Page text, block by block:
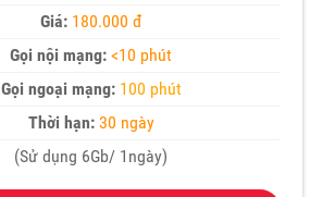
Giá: 180.000 đ
Gọi nội mạng: <10 phút
Gọi ngoại mạng: 100 phút
Thời hạn:30 ngày
(Sử dụng 6Gb/ 1ngày)